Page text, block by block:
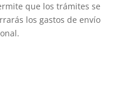
que los trámites se
los gastos de envío